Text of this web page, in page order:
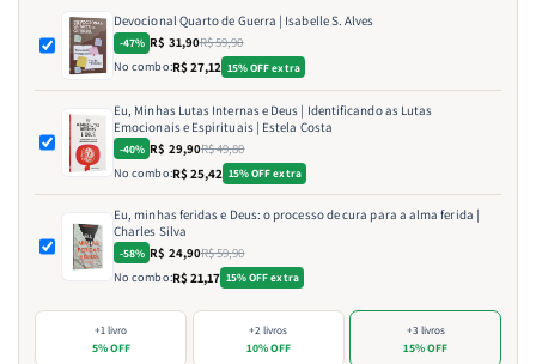
Devocional Quarto de Guerra | Isabelle S. Alves
-47% R$ 31,90R$ 59,90
No combo:R$ 27,12 15% OFF extra
Eu, Minhas Lutas Internas e Deus | Identificando as Lutas
Emocionais e Espirituais | Estela Costa
-40% R$ 29,90R$ 49,80
No combo:R$ 25,42 15% OFF extra
Eu, minhas feridas e Deus: o processo de cura para a alma ferida |
Charles Silva
-58% R$ 24,90R$ 59,90
No combo:R$ 21,17 15% OFF extra
+1 livro
5% OFF
+2 livros
10% OFF
+3 livros
15% OFF